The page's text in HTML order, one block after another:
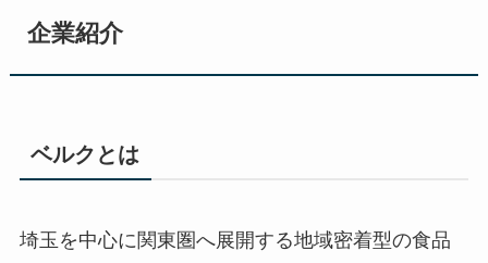
企業紹介
ベルクとは
埼玉を中心に関東圏へ展開する地域密着型の食品